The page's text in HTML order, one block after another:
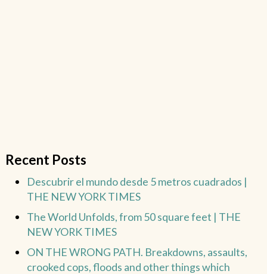
Recent Posts
Descubrir el mundo desde 5 metros cuadrados |
THE NEW YORK TIMES
The World Unfolds, from 50 square feet | THE
NEW YORK TIMES
ON THE WRONG PATH. Breakdowns, assaults,
crooked cops, floods and other things which